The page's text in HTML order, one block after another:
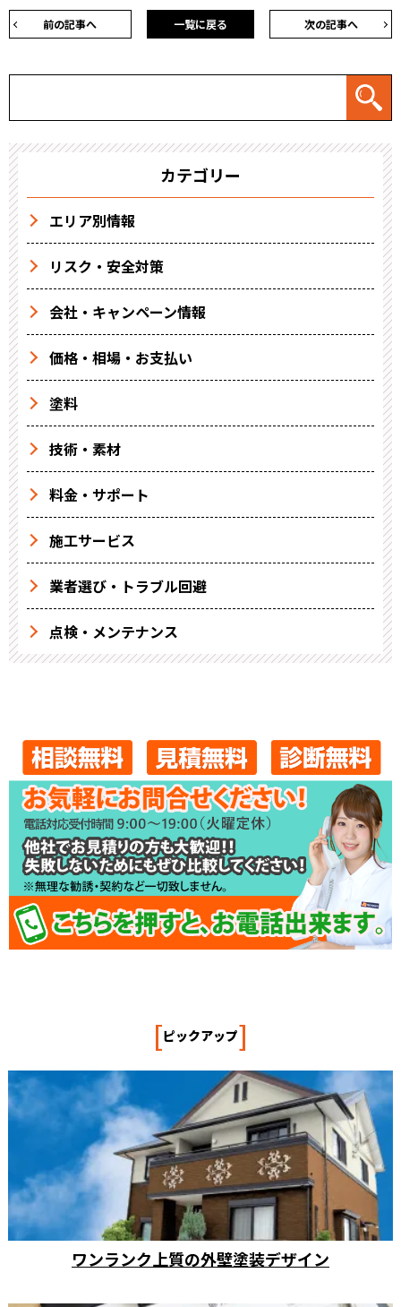
前の記事へ 次の記事へ
一覧に戻る
カテゴリー
エリア別情報
リスク・安全対策
会社・キャンペーン情報
価格・相場・お支払い
塗料
技術・素材
料金・サポート
施工サービス
業者選び・トラブル回避
点検・メンテナンス
[ピックアップ]
ワンランク上質の外壁塗装デザイン